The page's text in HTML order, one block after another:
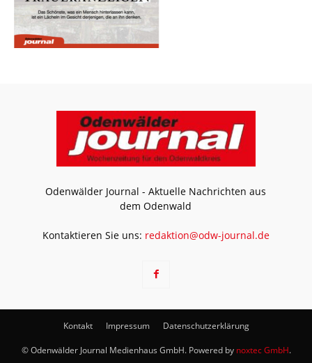
Odenwälder Journal - Aktuelle Nachrichten aus
dem Odenwald
Kontaktieren Sie uns: redaktion@odw-journal.de
Kontakt Impressum Datenschutzerklärung
© Odenwälder Journal Medienhaus GmbH. Powered by noxtec GmbH.